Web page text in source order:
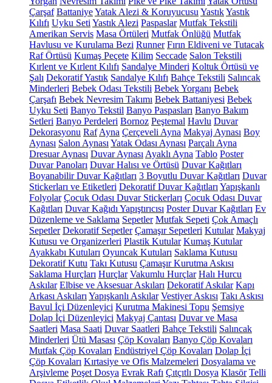
Çarşaf BattaniyeYatak Alezi & Koruyucusu YastıkYastık
Kılıfı Uyku Seti Yastık Alezi Paspaslar Mutfak Tekstili
Amerikan Servis Masa Örtüleri Mutfak Önlüğü Mutfak
Havlusu ve Kurulama Bezi Runner Fırın Eldiveni ve Tutacak
Raf Örtüsü Kumaş Peçete Kilim Seccade Salon Tekstili
Kırlent ve Kırlent Kılıfı Sandalye Minderi Koltuk Örtüsü ve
Şalı Dekoratif Yastık Sandalye Kılıfı Bahçe Tekstili Salıncak
Minderleri Bebek Odası Tekstili Bebek Yorganı Bebek
Çarşafı Bebek Nevresim Takımı Bebek Battaniyesi Bebek
Uyku Seti Banyo Tekstil Banyo Paspasları Banyo Bakım
Setleri Banyo Perdeleri Bornoz Peştemal Havlu Duvar
Dekorasyonu Raf Ayna Çerçeveli Ayna Makyaj Aynası Boy
Aynası Salon Aynası Yatak Odası Aynası Parçalı Ayna
Dresuar Aynası Duvar Aynası Ayaklı Ayna Tablo Poster
Duvar Panoları Duvar Halısı ve Örtüsü Duvar Kağıtları
Boyanabilir Duvar Kağıtları 3 Boyutlu Duvar Kağıtları Duvar
Stickerları ve Etiketleri Dekoratif Duvar Kağıtları Yapışkanlı
Folyolar Çocuk Odası Duvar Stickerları Çocuk Odası Duvar
Kağıtları Duvar Kağıdı Yapıştırıcısı Poster Duvar Kağıtları Ev
Düzenleme ve Saklama Sepetler Mutfak Sepeti Çok Amaçlı
Sepetler Dekoratif Sepetler Çamaşır Sepetleri Kutular Makyaj
Kutusu ve Organizerleri Plastik Kutular Kumaş Kutular
Ayakkabı Kutuları Oyuncak Kutuları Saklama Kutusu
Dekoratif Kutu Takı Kutusu Çamaşır Kurutma Askısı
Saklama Hurçları Hurçlar Vakumlu Hurçlar Halı Hurcu
Askılar Elbise ve Aksesuar Askıları Dekoratif Askılar Kapı
Arkası Askıları Yapışkanlı Askılar Vestiyer Askısı Takı Askısı
Bavul İçi Düzenleyici Kurutma Makinesi Topu Şemsiye
Dolap İçi Düzenleyici Makyaj Çantası Duvar ve Masa
Saatleri Masa Saati Duvar Saatleri Bahçe Tekstili Salıncak
Minderleri Ütü Masası Çöp Kovaları Banyo Çöp Kovaları
Mutfak Çöp Kovaları Endüstriyel Çöp Kovaları Dolap İçi
Çöp Kovaları Kırtasiye ve Ofis Malzemeleri Dosyalama ve
Arşivleme Poşet Dosya Evrak Rafı Çıtçıtlı Dosya Klasör Telli